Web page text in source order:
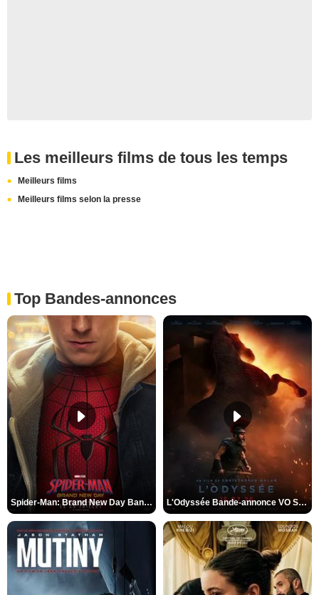
Les meilleurs films de tous les temps
Meilleurs films
Meilleurs films selon la presse
Top Bandes-annonces
Spider-Man: Brand New Day Bande-annonce VO STFR L'Odyssée Bande-annonce VO STFR